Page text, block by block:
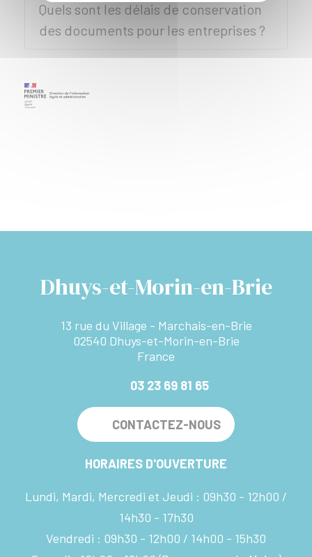
Quels sont les délais de conservation
des documents pour les entreprises ?
Dhuys-et-Morin-en-Brie
13 rue du Village - Marchais-en-Brie
02540 Dhuys-et-Morin-en-Brie
France
03 23 69 81 65
CONTACTEZ-NOUS
HORAIRES D'OUVERTURE
Lundi, Mardi, Mercredi et Jeudi : 09h30 - 12h00
14h30 - 17h30
Vendredi : 09h30 - 12h00
14h00 - 15h30